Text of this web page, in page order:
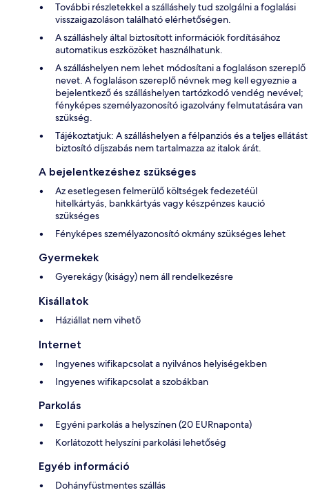
További részletekkel a szálláshely tud szolgálni a foglalási
visszaigazoláson található elérhetőségen.
A szálláshely által biztosított információk fordításához
automatikus eszközöket használhatunk.
A szálláshelyen nem lehet módosítani a foglaláson szereplő
nevet. A foglaláson szereplő névnek meg kell egyeznie a
bejelentkező és szálláshelyen tartózkodó vendég nevével;
fényképes személyazonosító igazolvány felmutatására van
szükség.
Tájékoztatjuk: A szálláshelyen a félpanziós és a teljes ellátást
biztosító díjszabás nem tartalmazza az italok árát.
A bejelentkezéshez szükséges
Az esetlegesen felmerülő költségek fedezetéül
hitelkártyás, bankkártyás vagy készpénzes kaució
szükséges
Fényképes személyazonosító okmány szükséges lehet
Gyermekek
Gyerekágy (kiságy) nem áll rendelkezésre
Kisállatok
Háziállat nem vihető
Internet
Ingyenes wifikapcsolat a nyilvános helyiségekben
Ingyenes wifikapcsolat a szobákban
Parkolás
Egyéni parkolás a helyszínen (20 EURnaponta)
Korlátozott helyszíni parkolási lehetőség
Egyéb információ
Dohányfüstmentes szállás